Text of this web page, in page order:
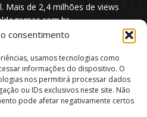
consentimento
usamos tecnologias como
informações do dispositivo. O
nos permitirá processar dados
ou IDs exclusivos neste site. Não
pode afetar negativamente certos
Mais de 2,4 milhões de views